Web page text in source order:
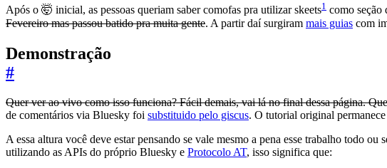
Após o 🤯 inicial, as pessoas queriam saber comofas pra utilizar skeets1 como seção
Fevereiro mas passou batido pra muita gente. A partir daí surgiram mais guias com
Demonstração
#
Quer ver ao vivo como isso funciona? Fácil demais, vai lá no final dessa página.
de comentários via Bluesky foi substituido pelo giscus. O tutorial original
A essa altura você deve estar pensando se vale mesmo a pena esse trabalho todo
utilizando as APIs do próprio Bluesky e Protocolo AT, isso significa que: